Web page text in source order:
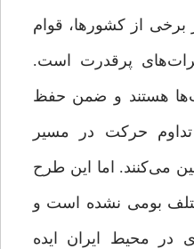
برخی از کشورها، قوام
پرقدرت است.
هستند و ضمن حفظ
تداوم حرکت در مسیر
می‌کنند. اما این طرح
بومی نشده است و
در محیط ایران ایده